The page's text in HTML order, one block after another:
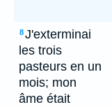
8J'exterminai
les trois
pasteurs en un
mois; mon
âme était